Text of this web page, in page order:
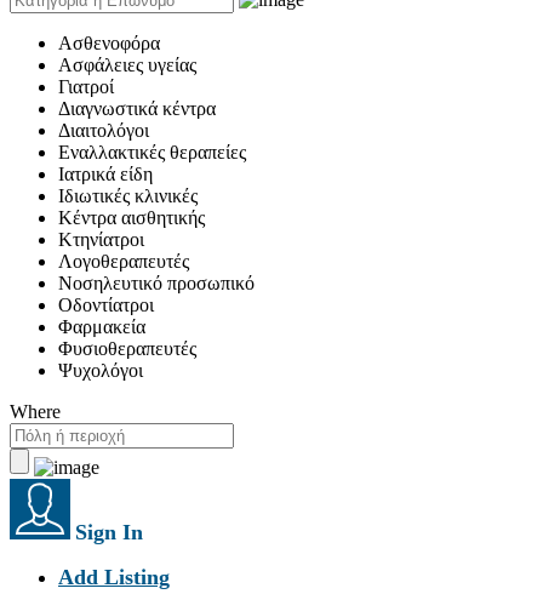
Ασθενοφόρα
Ασφάλειες υγείας
Γιατροί
Διαγνωστικά κέντρα
Διαιτολόγοι
Εναλλακτικές θεραπείες
Ιατρικά είδη
Ιδιωτικές κλινικές
Κέντρα αισθητικής
Κτηνίατροι
Λογοθεραπευτές
Νοσηλευτικό προσωπικό
Οδοντίατροι
Φαρμακεία
Φυσιοθεραπευτές
Ψυχολόγοι
Where
Sign In
Add Listing